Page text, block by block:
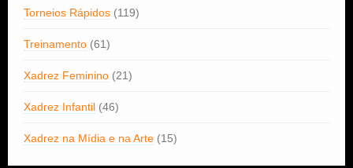
Torneios Rápidos (119)
Treinamento (61)
Xadrez Feminino (21)
Xadrez Infantil (46)
Xadrez na Mídia e na Arte (15)